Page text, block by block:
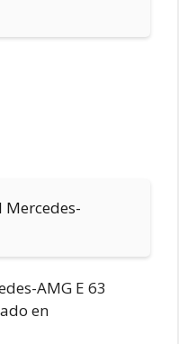
Mercedes-
AMG E 63
en